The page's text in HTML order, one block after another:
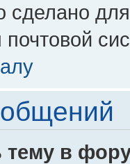
сделано
почтовой
тему в